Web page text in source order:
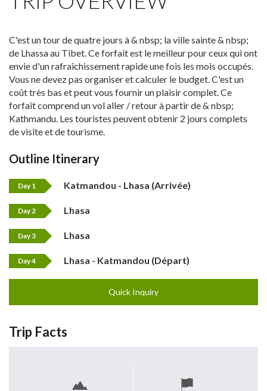
C'est un tour de quatre jours à & nbsp; la ville sainte & nbsp;
de Lhassa au Tibet. Ce forfait est le meilleur pour ceux qui ont
envie d'un rafraîchissement rapide une fois les mois occupés.
Vous ne devez pas organiser et calculer le budget. C'est un
coût très bas et peut vous fournir un plaisir complet. Ce
forfait comprend un vol aller / retour à partir de & nbsp;
Kathmandu. Les touristes peuvent obtenir 2 jours complets
de visite et de tourisme.
Outline Itinerary
Day 1 Katmandou - Lhasa (Arrivée)
Day 2 Lhasa
Day 3 Lhasa
Day 4 Lhasa - Katmandou (Départ)
Quick Inquiry
Trip Facts